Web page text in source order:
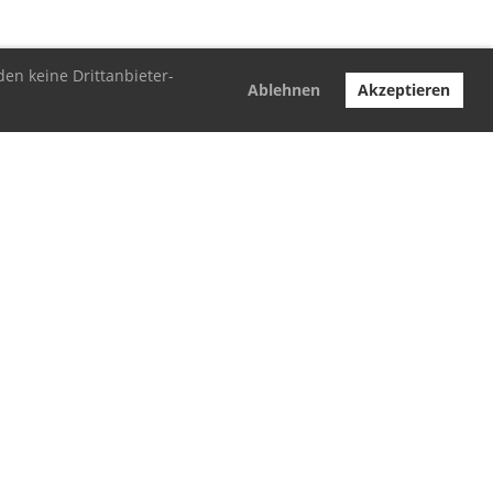
keine Drittanbieter-
Ablehnen Akzeptieren